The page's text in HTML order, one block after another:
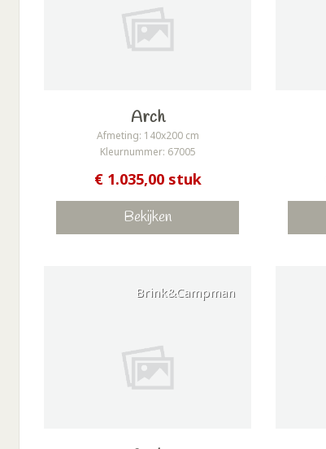
Arch
Afmeting: 140x200 cm
Kleurnummer: 67005
€ 1.035,00 stuk
Bekijken
Brink&Campman